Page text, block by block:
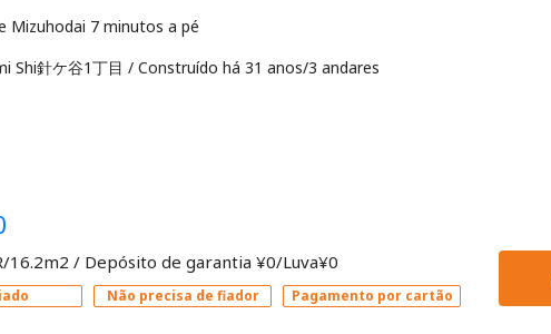
Shi針ケ谷1丁目 / Construído há 31 anos/3 andares
16.2m2 / Depósito de garantia ¥0/Luva¥0
Não precisa de fiador Pagamento por cartão